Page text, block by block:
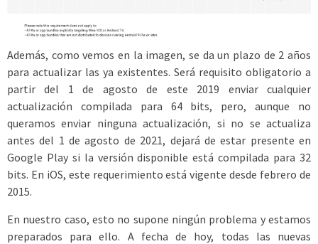
Además, como vemos en la imagen, se da un plazo de 2 años
para actualizar las ya existentes. Será requisito obligatorio a
partir del 1 de agosto de este 2019 enviar cualquier
actualización compilada para 64 bits, pero, aunque no
queramos enviar ninguna actualización, si no se actualiza
antes del 1 de agosto de 2021, dejará de estar presente en
Google Play si la versión disponible está compilada para 32
bits. En iOS, este requerimiento está vigente desde febrero de
2015.
En nuestro caso, esto no supone ningún problema y estamos
preparados para ello. A fecha de hoy, todas las nuevas